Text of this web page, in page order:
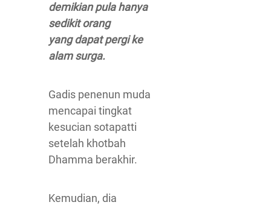
demikian pula hanya
sedikit orang
yang dapat pergi ke
alam surga.
Gadis penenun muda
mencapai tingkat
kesucian sotapatti
setelah khotbah
Dhamma berakhir.
Kemudian, dia